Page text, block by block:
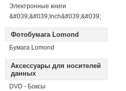
Электронные книги
&#039;&#039;Inch&#039;&#039;
Фотобумага Lomond
Бумага Lomond
Аксессуары для носителей
данных
DVD - Боксы